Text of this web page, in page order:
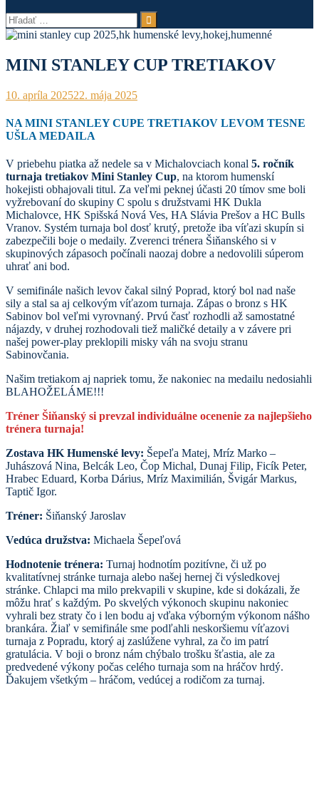
Hľadať:
MINI STANLEY CUP TRETIAKOV
10. apríla 202522. mája 2025
NA MINI STANLEY CUPE TRETIAKOV LEVOM TESNE
UŠLA MEDAILA
V priebehu piatka až nedele sa v Michalovciach konal 5. ročník
turnaja tretiakov Mini Stanley Cup, na ktorom humenskí
hokejisti obhajovali titul. Za veľmi peknej účasti 20 tímov sme boli
vyžrebovaní do skupiny C spolu s družstvami HK Dukla
Michalovce, HK Spišská Nová Ves, HA Slávia Prešov a HC Bulls
Vranov. Systém turnaja bol dosť krutý, pretože iba víťazi skupín si
zabezpečili boje o medaily. Zverenci trénera Šiňanského si v
skupinových zápasoch počínali naozaj dobre a nedovolili súperom
uhrať ani bod.
V semifinále našich levov čakal silný Poprad, ktorý bol nad naše
sily a stal sa aj celkovým víťazom turnaja. Zápas o bronz s HK
Sabinov bol veľmi vyrovnaný. Prvú časť rozhodli až samostatné
nájazdy, v druhej rozhodovali tiež maličké detaily a v závere pri
našej power-play preklopili misky váh na svoju stranu
Sabinovčania.
Našim tretiakom aj napriek tomu, že nakoniec na medailu nedosiahli
BLAHOŽELÁME!!!
Tréner Šiňanský si prevzal individuálne ocenenie za najlepšieho
trénera turnaja!
Zostava HK Humenské levy: Šepeľa Matej, Mríz Marko –
Juhászová Nina, Belcák Leo, Čop Michal, Dunaj Filip, Ficík Peter,
Hrabec Eduard, Korba Dárius, Mríz Maximilián, Švigár Markus,
Taptič Igor.
Tréner: Šiňanský Jaroslav
Vedúca družstva: Michaela Šepeľová
Hodnotenie trénera: Turnaj hodnotím pozitívne, či už po
kvalitatívnej stránke turnaja alebo našej hernej či výsledkovej
stránke. Chlapci ma milo prekvapili v skupine, kde si dokázali, že
môžu hrať s každým. Po skvelých výkonoch skupinu nakoniec
vyhrali bez straty čo i len bodu aj vďaka výborným výkonom nášho
brankára. Žiaľ v semifinále sme podľahli neskoršiemu víťazovi
turnaja z Popradu, ktorý aj zaslúžene vyhral, za čo im patrí
gratulácia. V boji o bronz nám chýbalo trošku šťastia, ale za
predvedené výkony počas celého turnaja som na hráčov hrdý.
Ďakujem všetkým – hráčom, vedúcej a rodičom za turnaj.